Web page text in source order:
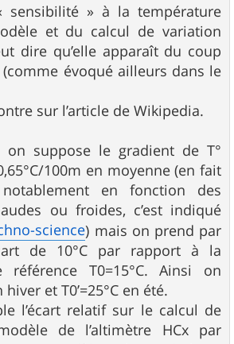
sensibilité » à la température
et du calcul de variation
dire qu’elle apparaît du coup
évoqué ailleurs dans le
sur l’article de Wikipedia.
on suppose le gradient de T°
100m en moyenne (en fait
en fonction des
ou froides, c’est indiqué
science) mais on prend par
de 10°C par rapport à la
référence T0=15°C. Ainsi on
hiver et T0’=25°C en été.
l’écart relatif sur le calcul de
de l’altimètre HCx par